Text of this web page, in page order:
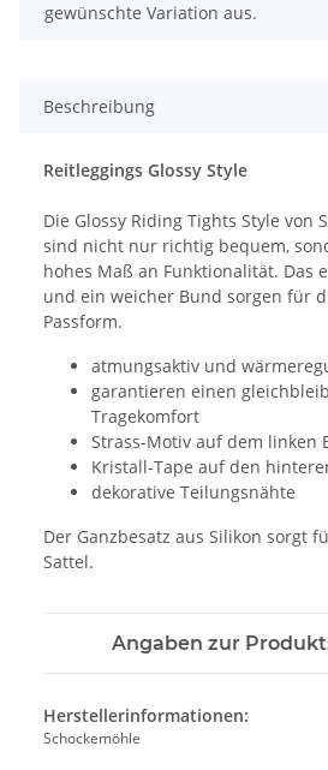
gewünschte Variation aus.
Beschreibung
Reitleggings Glossy Style
Die Glossy Riding Tights Style von
sind nicht nur richtig bequem,
hohes Maß an Funktionalität. Das
und ein weicher Bund sorgen für
Passform.
atmungsaktiv und
garantieren einen
Tragekomfort
Strass-Motiv auf dem linken
Kristall-Tape auf den
dekorative Teilungsnähte
Der Ganzbesatz aus Silikon sorgt
Sattel.
Angaben zur
Herstellerinformationen:
Schockemöhle